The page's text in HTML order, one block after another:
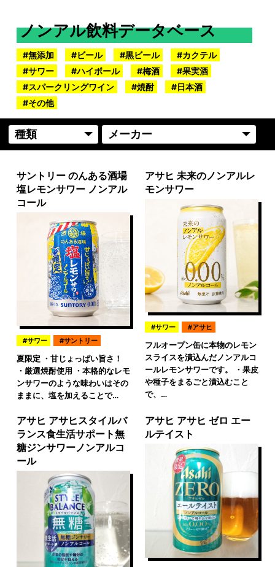
ノンアル飲料データベース
無添加 ビール 黒ビール
カクテル
サワー
ハイボール 梅酒
果実酒
スパークリングワイン
焼酎
日本酒
その他
サントリー のんある酒場
塩レモンサワー ノンアル
コール
サワー サントリー
夏限定 ・甘じょっぱい旨さ！
・厳選焼酎使用 ・本格的なレモ
ンサワーのような味わいはその
ままに、塩を加えることで…
アサヒ 未来のノンアルレ
モンサワー
サワー アサヒ
フルオープン缶に本物のレモン
スライスを漬込んだノンアルコ
ールレモンサワーです。 ・果皮
や種子をまるごと漬込むこと
で、…
アサヒ アサヒスタイルバ
ランス食生活サポート無
糖ジンサワーノンアルコ
ール
アサヒ アサヒ ゼロ エー
ルテイスト